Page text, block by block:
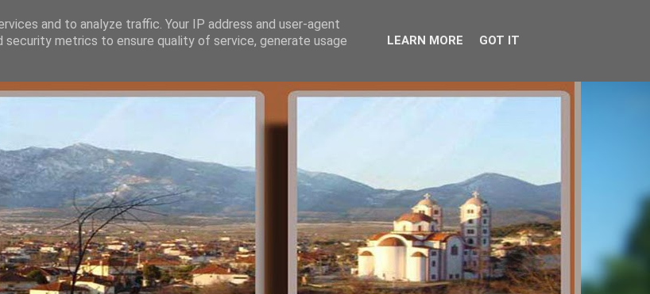
and to analyze traffic. Your IP address and user-agent
security metrics to ensure quality of service, generate usage
LEARN MORE GOT IT